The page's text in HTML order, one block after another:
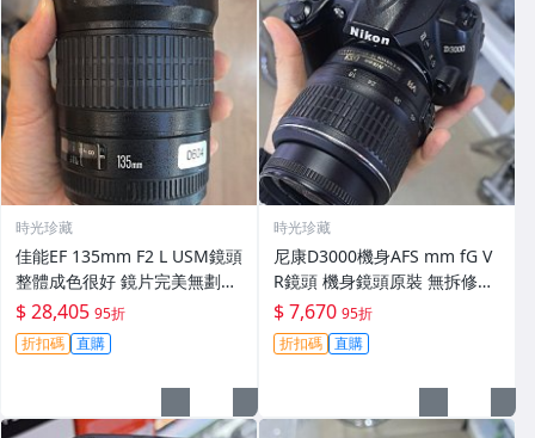
時光珍藏
佳能EF 135mm F2 L USM鏡頭
整體成色很好 鏡片完美無劃痕
功能一切正常 無拆修無-3430
$ 28,405 95折
折扣碼 直購
時光珍藏
尼康D3000機身AFS mm fG V
R鏡頭 機身鏡頭原裝 無拆修無
翻新 有輕微使用痕跡 鏡頭-34
30
$ 7,670 95折
折扣碼 直購